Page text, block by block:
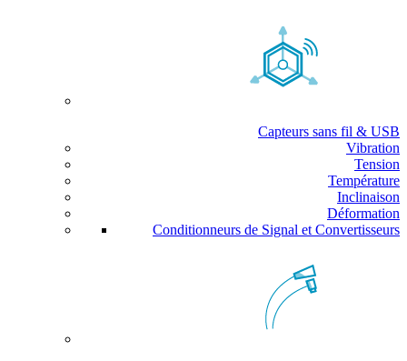
Capteurs sans fil & USB
Vibration
Tension
Température
Inclinaison
Déformation
Conditionneurs de Signal et Convertisseurs